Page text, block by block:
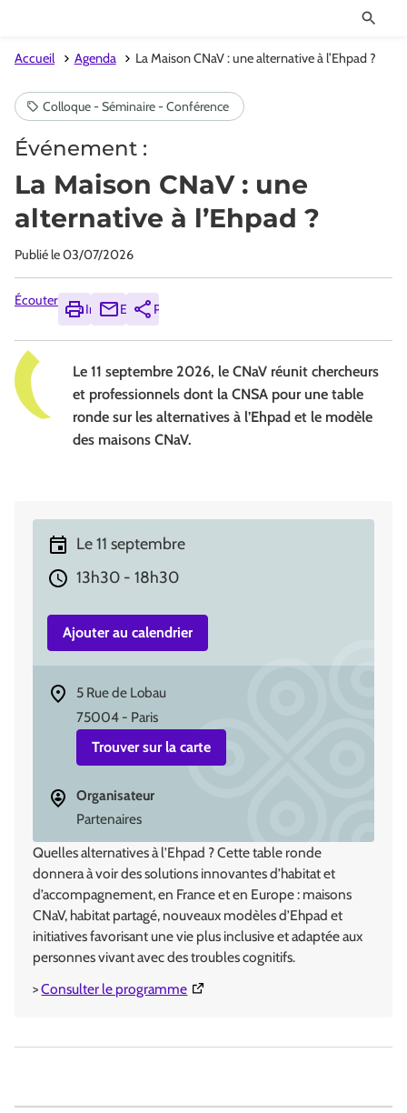
Accueil Agenda La Maison CNaV : une alternative à l’Ehpad ?
Événement :
La Maison CNaV : une
alternative à l’Ehpad ?
Publié le03/07/2026
Écouter
ImprimerEnvoyerPartager
Le 11 septembre 2026, le CNaV réunit chercheurs
et professionnels dont la CNSA pour une table
ronde sur les alternatives à l’Ehpad et le modèle
des maisons CNaV.
Le 11 septembre
13h30 - 18h30
Ajouter au calendrier
Adresse
5 Rue de Lobau
75004 - Paris
Trouver sur la carte
Organisateur
Partenaires
Quelles alternatives à l’Ehpad ? Cette table ronde
donnera à voir des solutions innovantes d’habitat et
d’accompagnement, en France et en Europe : maisons
CNaV, habitat partagé, nouveaux modèles d’Ehpad et
initiatives favorisant une vie plus inclusive et adaptée aux
personnes vivant avec des troubles cognitifs.
>Consulter le programme(Ouverture dans une nouvelle